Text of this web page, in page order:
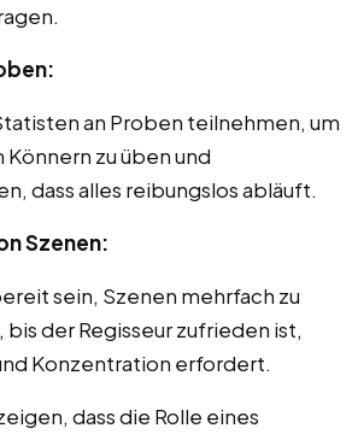
an Proben teilnehmen, um
Könnern zu üben und
dass alles reibungslos abläuft.
Szenen:
sein, Szenen mehrfach zu
der Regisseur zufrieden ist,
Konzentration erfordert.
dass die Rolle eines